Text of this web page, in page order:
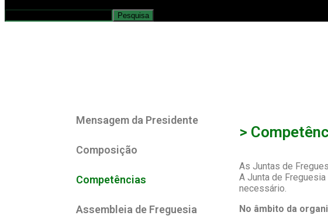
Mensagem da Presidente
Composição
Competências
Assembleia de Freguesia
>
As Juntas de
A Junta de
necessário.
No âmbito da